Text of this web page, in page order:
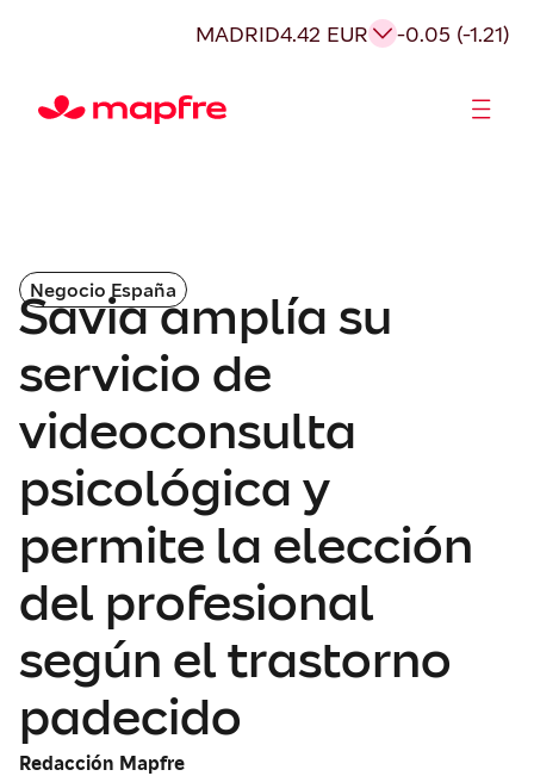
MADRID4.42 EUR -0.05 (-1.21)
Negocio España
Savia amplía su
servicio de
videoconsulta
psicológica y
permite la elección
del profesional
según el trastorno
padecido
Redacción Mapfre